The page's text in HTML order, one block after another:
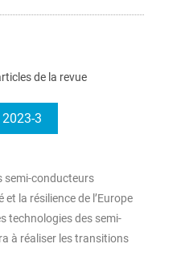
de la revue
2023-3
semi-conducteurs
la résilience de l’Europe
technologies des semi-
à réaliser les transitions